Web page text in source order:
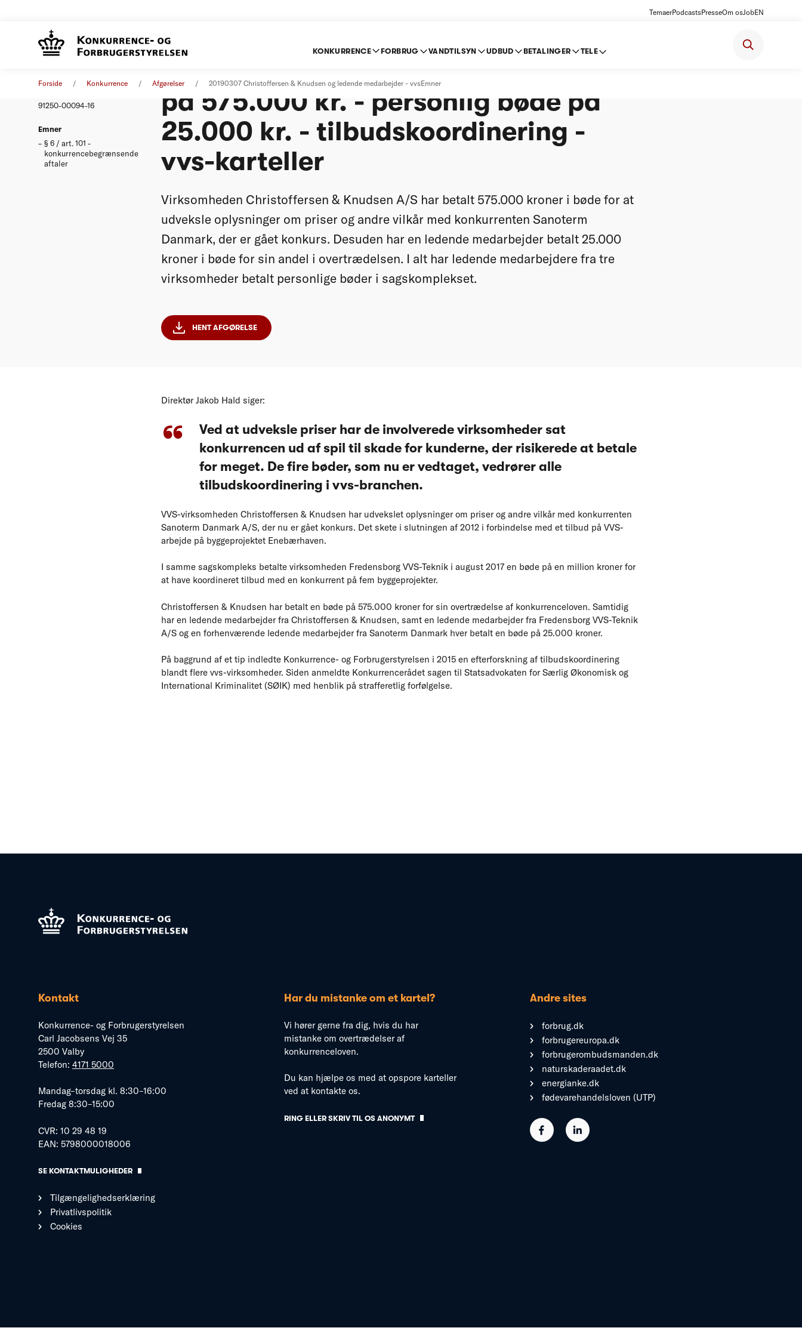
TemaerPodcastsPresseOm osJobEN
KONKURRENCE FORBRUG VANDTILSYN UDBUD BETALINGER TELE
Forside Konkurrence Afgørelser 20190307 Christoffersen & Knudsen og ledende medarbejder - vvsEmner
91250-00094-16
Emner
§ 6 / art. 101 -
konkurrencebegrænsende
aftaler
på 575.000 kr. - personlig bøde på
25.000 kr. - tilbudskoordinering -
vvs-karteller
Virksomheden Christoffersen & Knudsen A/S har betalt 575.000 kroner i bøde for at
udveksle oplysninger om priser og andre vilkår med konkurrenten Sanoterm
Danmark, der er gået konkurs. Desuden har en ledende medarbejder betalt 25.000
kroner i bøde for sin andel i overtrædelsen. I alt har ledende medarbejdere fra tre
virksomheder betalt personlige bøder i sagskomplekset.
HENT AFGØRELSE
Direktør Jakob Hald siger:
Ved at udveksle priser har de involverede virksomheder sat
konkurrencen ud af spil til skade for kunderne, der risikerede at betale
for meget. De fire bøder, som nu er vedtaget, vedrører alle
tilbudskoordinering i vvs-branchen.
VVS-virksomheden Christoffersen & Knudsen har udvekslet oplysninger om priser og andre vilkår med konkurrenten
Sanoterm Danmark A/S, der nu er gået konkurs. Det skete i slutningen af 2012 i forbindelse med et tilbud på VVS-
arbejde på byggeprojektet Enebærhaven.
I samme sagskompleks betalte virksomheden Fredensborg VVS-Teknik i august 2017 en bøde på en million kroner for
at have koordineret tilbud med en konkurrent på fem byggeprojekter.
Christoffersen & Knudsen har betalt en bøde på 575.000 kroner for sin overtrædelse af konkurrenceloven. Samtidig
har en ledende medarbejder fra Christoffersen & Knudsen, samt en ledende medarbejder fra Fredensborg VVS-Teknik
A/S og en forhenværende ledende medarbejder fra Sanoterm Danmark hver betalt en bøde på 25.000 kroner.
På baggrund af et tip indledte Konkurrence- og Forbrugerstyrelsen i 2015 en efterforskning af tilbudskoordinering
blandt flere vvs-virksomheder. Siden anmeldte Konkurrencerådet sagen til Statsadvokaten for Særlig Økonomisk og
International Kriminalitet (SØIK) med henblik på strafferetlig forfølgelse.
Kontakt
Konkurrence- og Forbrugerstyrelsen
Carl Jacobsens Vej 35
2500 Valby
Telefon: 4171 5000
Mandag–torsdag kl. 8:30–16:00
Fredag 8:30–15:00
CVR: 10 29 48 19
EAN: 5798000018006
SE KONTAKTMULIGHEDER
Tilgængelighedserklæring
Privatlivspolitik
Cookies
Har du mistanke om et kartel?
Vi hører gerne fra dig, hvis du har
mistanke om overtrædelser af
konkurrenceloven.
Du kan hjælpe os med at opspore karteller
ved at kontakte os.
RING ELLER SKRIV TIL OS ANONYMT
Andre sites
forbrug.dk
forbrugereuropa.dk
forbrugerombudsmanden.dk
naturskaderaadet.dk
energianke.dk
fødevarehandelsloven (UTP)